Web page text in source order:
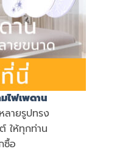
ไฟเพดาน
ลายรูปทรง
ให้ทุกท่าน
ซื้อ